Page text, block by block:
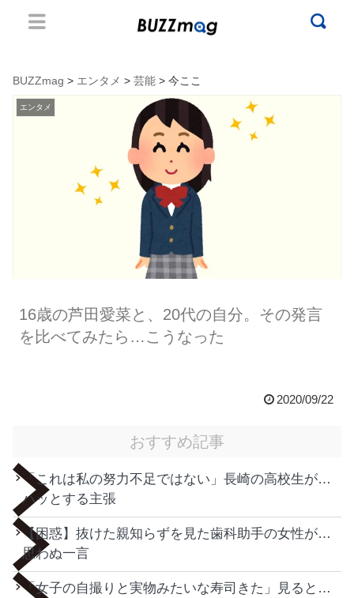
BUZZmag > エンタメ > 芸能 > 今ここ
エンタメ
16歳の芦田愛菜と、20代の自分。その発言
を比べてみたら…こうなった
2020/09/22
おすすめ記事
「これは私の努力不足ではない」長崎の高校生が…
ハッとする主張
【困惑】抜けた親知らずを見た歯科助手の女性が…
思わぬ一言
「女子の自撮りと実物みたいな寿司きた」見ると…